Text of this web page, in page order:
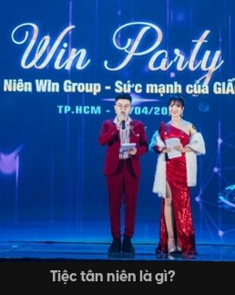
Tiệc tân niên là gì?